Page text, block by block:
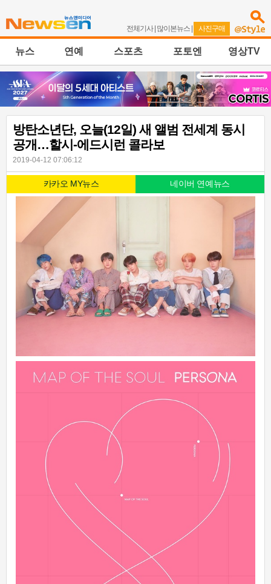
전체기사| 많이본뉴스 | 사진구매
뉴스 연예 스포츠 포토엔 영상TV
방탄소년단, 오늘(12일) 새 앨범 전세계 동시
공개…할시-에드시런 콜라보
2019-04-12 07:06:12
카카오 MY뉴스 네이버 연예뉴스